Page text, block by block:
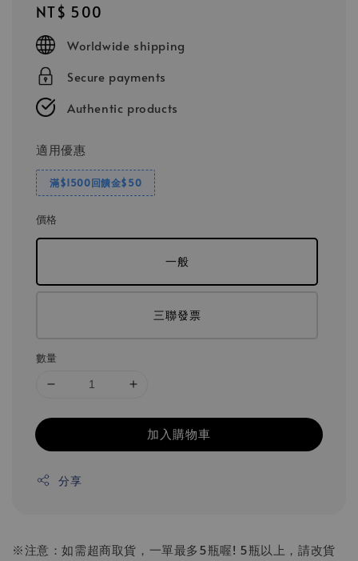
Regular
price
NT$ 500
Worldwide shipping
Secure payments
Authentic products
適用優惠
滿$1500回饋金$50
價格
一般
三聯發票
數量
加入購物車
分享
※注意：如需超商取貨，一單最多5瓶喔! 5瓶以上，請改貨